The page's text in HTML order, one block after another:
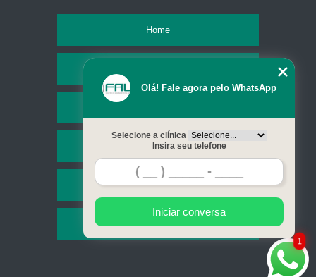
Home
Serviços
Contato
Mapa do site
1
Olá! Fale agora pelo WhatsApp
Selecione a clínica
Insira seu telefone
Iniciar conversa